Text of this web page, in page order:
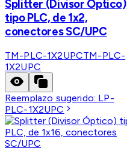
Splitter (Divisor Óptico)
tipo PLC, de 1x2,
conectores SC/UPC
TM-PLC-1X2UPCTM-PLC-
1X2UPC
Reemplazo sugerido: LP-
PLC-1X2UPC